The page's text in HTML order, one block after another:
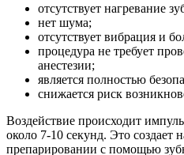
отсутствует нагревание
нет шума;
отсутствует вибрация и
процедура не требует
анестезии;
является полностью
снижается риск
Воздействие происходит
около 7-10 секунд. Это
препарировании с помощью